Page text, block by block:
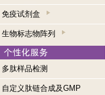
免疫试剂盒
生物标志物阵列
多肽样品检测
自定义肽链合成及GMP